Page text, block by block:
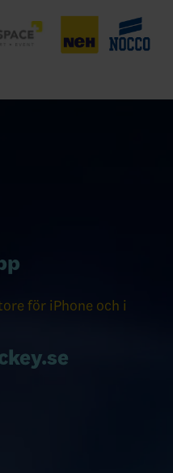
för iPhone och i